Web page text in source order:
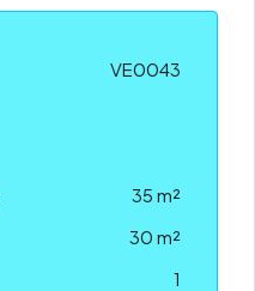
VE0043
35 m²
30 m²
1